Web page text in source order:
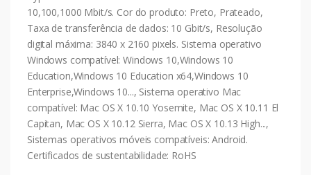
10,100,1000 Mbit/s. Cor do produto: Preto, Prateado,
Taxa de transferência de dados: 10 Gbit/s, Resolução
digital máxima: 3840 x 2160 pixels. Sistema operativo
Windows compatível: Windows 10,Windows 10
Education,Windows 10 Education x64,Windows 10
Enterprise,Windows 10..., Sistema operativo Mac
compatível: Mac OS X 10.10 Yosemite, Mac OS X 10.11 El
Capitan, Mac OS X 10.12 Sierra, Mac OS X 10.13 High...,
Sistemas operativos móveis compatíveis: Android.
Certificados de sustentabilidade: RoHS